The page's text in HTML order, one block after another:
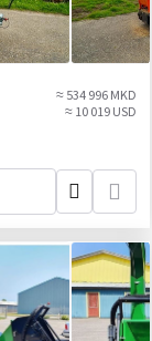
≈ 534 996 MKD
≈ 10 019 USD